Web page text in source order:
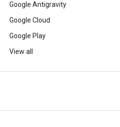
Google Antigravity
Google Cloud
Google Play
View all